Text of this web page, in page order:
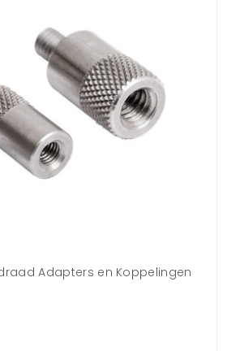
Adapters en Koppelingen